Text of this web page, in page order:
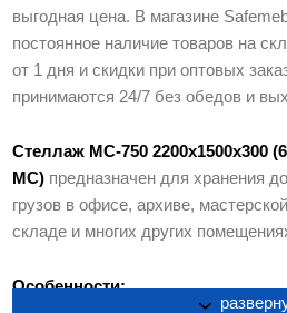
выгодная цена. В магазине
постоянное наличие товаров на
от 1 дня и скидки при оптовых
принимаются 24/7 без обедов и
Стеллаж МС-750 2200х1500х300
МС) предназначен для хранения
грузов в офисе, архиве,
складе и многих других
Особенности: